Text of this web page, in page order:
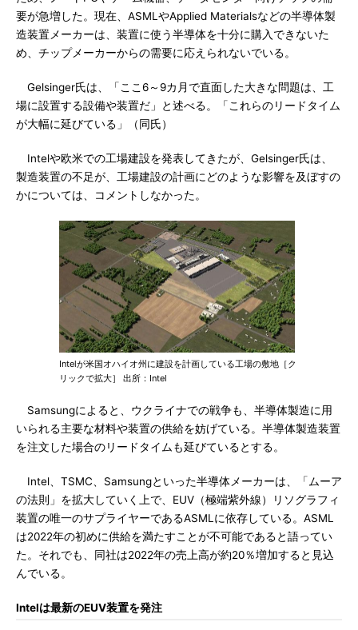
要が急増した。現在、ASMLやApplied Materialsなどの半導体製
造装置メーカーは、装置に使う半導体を十分に購入できないた
め、チップメーカーからの需要に応えられないでいる。
Gelsinger氏は、「ここ6～9カ月で直面した大きな問題は、工
場に設置する設備や装置だ」と述べる。「これらのリードタイム
が大幅に延びている」（同氏）
Intelや欧米での工場建設を発表してきたが、Gelsinger氏は、
製造装置の不足が、工場建設の計画にどのような影響を及ぼすの
かについては、コメントしなかった。
Intelが米国オハイオ州に建設を計画している工場の敷地［ク
リックで拡大］ 出所：Intel
Samsungによると、ウクライナでの戦争も、半導体製造に用
いられる主要な材料や装置の供給を妨げている。半導体製造装置
を注文した場合のリードタイムも延びているとする。
Intel、TSMC、Samsungといった半導体メーカーは、「ムーア
の法則」を拡大していく上で、EUV（極端紫外線）リソグラフィ
装置の唯一のサプライヤーであるASMLに依存している。ASML
は2022年の初めに供給を満たすことが不可能であると語ってい
た。それでも、同社は2022年の売上高が約20％増加すると見込
んでいる。
Intelは最新のEUV装置を発注